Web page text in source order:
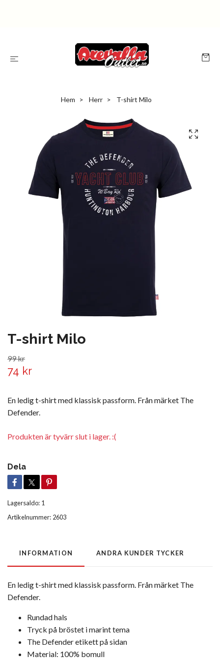
Hem Herr T-shirt Milo
T-shirt Milo
99 kr
74 kr
En ledig t-shirt med klassisk passform. Från märket The
Defender.
Produkten är tyvärr slut i lager. :(
Dela
Lagersaldo: 1
Artikelnummer: 2603
INFORMATION ANDRA KUNDER TYCKER
En ledig t-shirt med klassisk passform. Från märket The
Defender.
Rundad hals
Tryck på bröstet i marint tema
The Defender etikett på sidan
Material: 100% bomull